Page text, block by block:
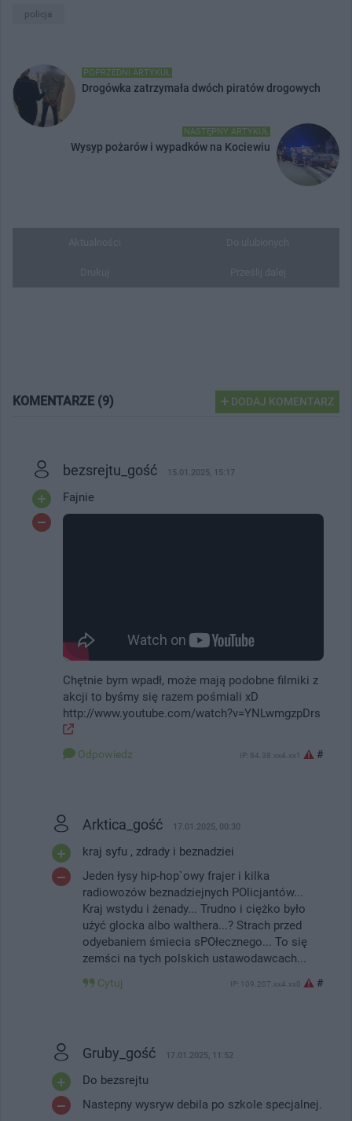
policja
POPRZEDNI ARTYKUŁ
Drogówka zatrzymała dwóch piratów drogowych
NASTĘPNY ARTYKUŁ
Wysyp pożarów i wypadków na Kociewiu
KOMENTARZE (9) DODAJ KOMENTARZ
bezsrejtu_gość 15.01.2025, 15:17
Fajnie
Chętnie bym wpadł, może mają podobne filmiki z
akcji to byśmy się razem pośmiali xD
http://www.youtube.com/watch?v=YNLwmgzpDrs
Odpowiedz IP: 84.38.xx4.xx1 #
Arktica_gość 17.01.2025, 00:30
kraj syfu , zdrady i beznadziei
Jeden łysy hip-hop`owy frajer i kilka
radiowozów beznadziejnych POlicjantów...
Kraj wstydu i żenady... Trudno i ciężko było
użyć glocka albo walthera...? Strach przed
odyebaniem śmiecia sPOłecznego... To się
zemści na tych polskich ustawodawcach...
Cytuj IP: 109.207.xx4.xx0 #
Gruby_gość 17.01.2025, 11:52
Do bezsrejtu
Nastepny wysryw debila po szkole specjalnej.